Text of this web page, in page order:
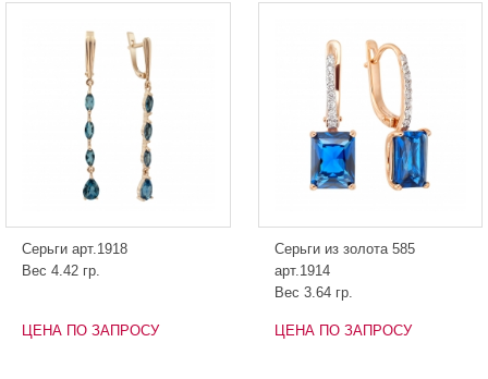
Серьги арт.1918
Вес 4.42 гр.
ЦЕНА ПО ЗАПРОСУ
Серьги из золота 585
арт.1914
Вес 3.64 гр.
ЦЕНА ПО ЗАПРОСУ